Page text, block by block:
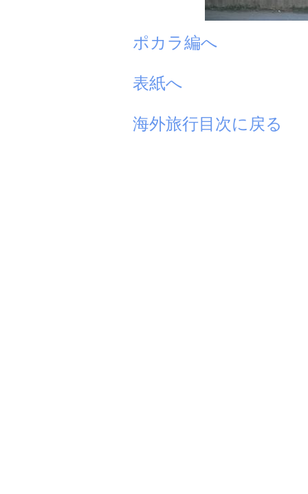
ポカラ編へ
表紙へ
海外旅行目次に戻る